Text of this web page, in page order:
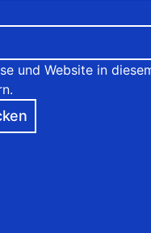
und Website in